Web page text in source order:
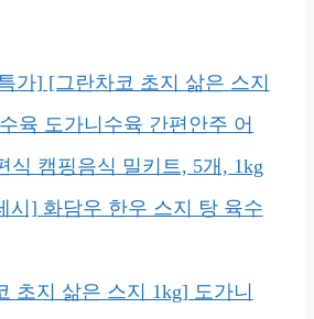
가] [그란차코 초지 삶은 스지
육 도가니수육 간편안주 어
식 캠핑음식 밀키트, 5개, 1kg
시] 화담우 한우 스지 탕 육수
초지 삶은 스지 1kg] 도가니